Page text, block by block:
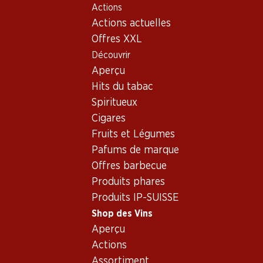
Actions
Actions actuelles
Offres XXL
Découvrir
Aperçu
Hits du tabac
Spiritueux
Cigares
Fruits et Légumes
Pafums de marque
Offres barbecue
Produits phares
Produits IP-SUISSE
Shop des Vins
Aperçu
Actions
Shop des Vins
Primitivo
Primitivo - la joie de
vivre italienne